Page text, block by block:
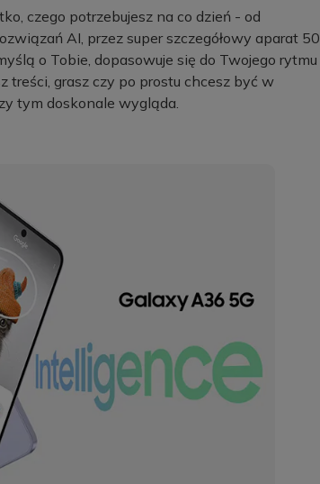
czego potrzebujesz na co dzień - od
AI, przez super szczegółowy aparat 50
o Tobie, dopasowuje się do Twojego rytmu
treści, grasz czy po prostu chcesz być w
tym doskonale wygląda.